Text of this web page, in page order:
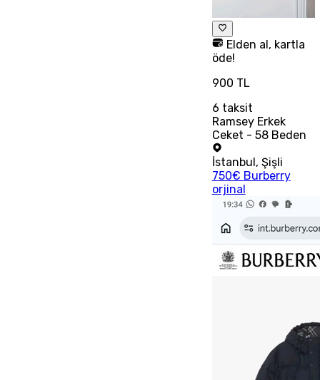
Elden al, kartla
öde!
900 TL
6 taksit
Ramsey Erkek
Ceket - 58 Beden
İstanbul, Şişli
750€ Burberry
orjinal